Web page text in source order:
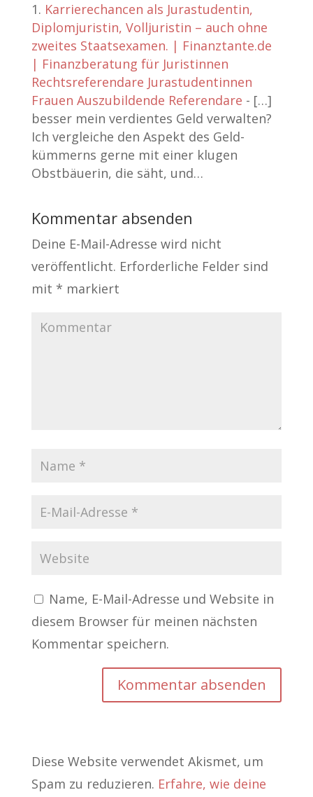
Karrierechancen als Jurastudentin,
Diplomjuristin, Volljuristin – auch ohne
zweites Staatsexamen. | Finanztante.de
| Finanzberatung für Juristinnen
Rechtsreferendare Jurastudentinnen
Frauen Auszubildende Referendare - […]
besser mein verdientes Geld verwalten?
Ich vergleiche den Aspekt des Geld-
kümmerns gerne mit einer klugen
Obstbäuerin, die säht, und…
Kommentar absenden
Deine E-Mail-Adresse wird nicht
veröffentlicht. Erforderliche Felder sind
mit * markiert
Name, E-Mail-Adresse und Website in
diesem Browser für meinen nächsten
Kommentar speichern.
Diese Website verwendet Akismet, um
Spam zu reduzieren. Erfahre, wie deine